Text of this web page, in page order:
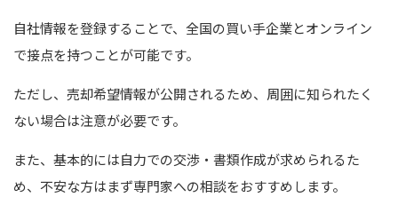
自社情報を登録することで、全国の買い手企業とオンライン
で接点を持つことが可能です。
ただし、売却希望情報が公開されるため、周囲に知られたく
ない場合は注意が必要です。
また、基本的には自力での交渉・書類作成が求められるた
め、不安な方はまず専門家への相談をおすすめします。